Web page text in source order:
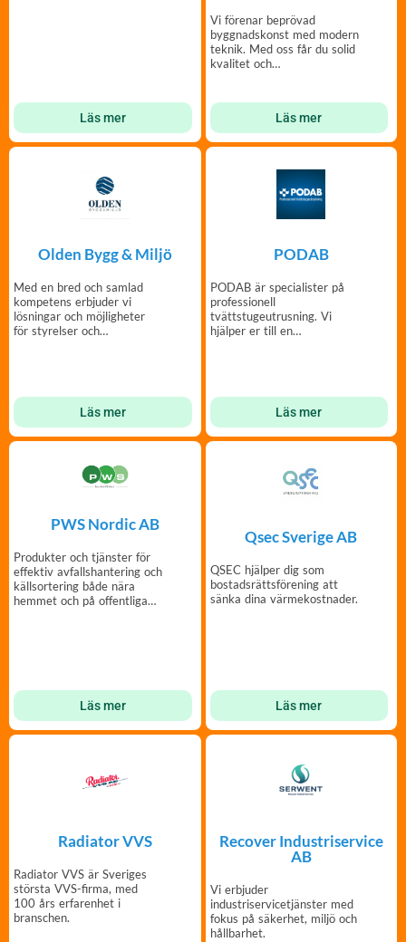
Läs mer
Vi förenar beprövad
byggnadskonst med modern
teknik. Med oss får du solid
kvalitet och
Läs mer
Olden Bygg & Miljö
Med en bred och samlad
kompetens erbjuder vi
lösningar och möjligheter
för styrelser och
Läs mer
PODAB
PODAB är specialister på
professionell
tvättstugeutrusning. Vi
hjälper er till en
Läs mer
PWS Nordic AB
Produkter och tjänster för
effektiv avfallshantering och
källsortering både nära
hemmet och på offentliga
Läs mer
Qsec Sverige AB
QSEC hjälper dig som
bostadsrättsförening att
sänka dina värmekostnader.
Läs mer
Radiator VVS
Radiator VVS är Sveriges
största VVS-firma, med
100 års erfarenhet i
branschen.
Recover Industriservice
AB
Vi erbjuder
industriservicetjänster med
fokus på säkerhet, miljö och
hållbarhet.